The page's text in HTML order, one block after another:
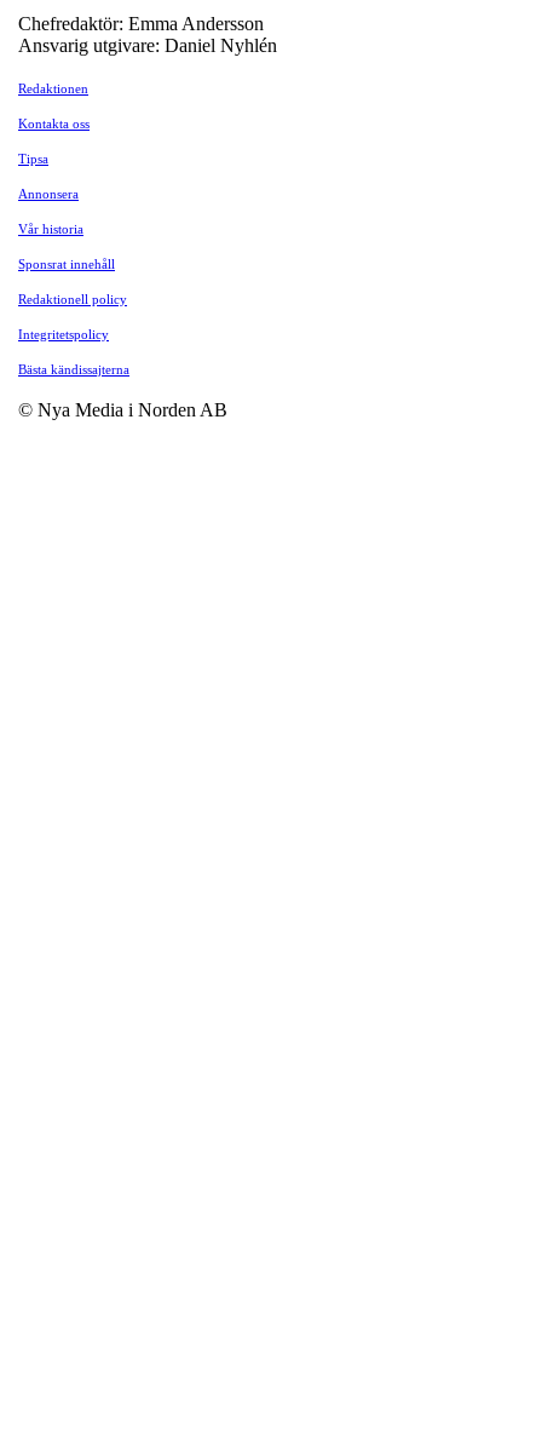
Chefredaktör: Emma Andersson
Ansvarig utgivare: Daniel Nyhlén
Redaktionen
Kontakta oss
Tipsa
Annonsera
Vår historia
Sponsrat innehåll
Redaktionell policy
Integritetspolicy
Bästa kändissajterna
© Nya Media i Norden AB